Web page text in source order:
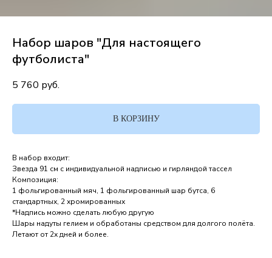
Набор шаров "Для настоящего
футболиста"
5 760 руб.
В КОРЗИНУ
В набор входит:
Звезда 91 см с индивидуальной надписью и гирляндой тассел
Композиция:
1 фольгированный мяч, 1 фольгированный шар бутса, 6
стандартных, 2 хромированных
*Надпись можно сделать любую другую
Шары надуты гелием и обработаны средством для долгого полёта.
Летают от 2х дней и более.